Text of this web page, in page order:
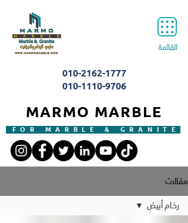
القائمة
MARMO MARBLE
FOR MARBLE & GRANITE
010-2162-1777
010-1110-9706
مقالات
رخام أبيض